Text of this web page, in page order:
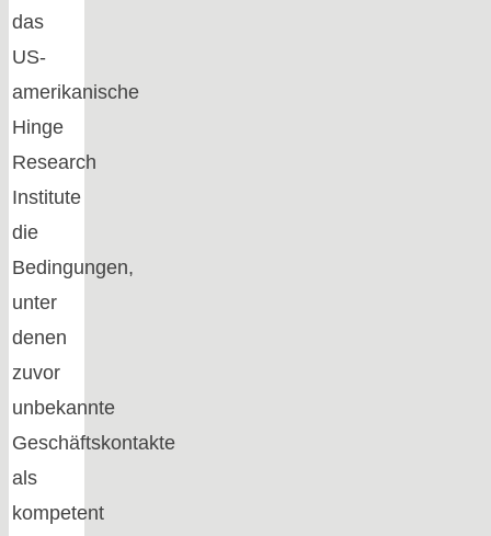
das
US-
amerikanische
Hinge
Research
Institute
die
Bedingungen,
unter
denen
zuvor
unbekannte
Geschäftskontakte
als
kompetent